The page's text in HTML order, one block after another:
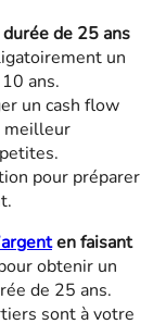
de 25 ans
un
ans.
un cash flow
meilleur
pour préparer
en faisant
obtenir un
de 25 ans.
sont à votre